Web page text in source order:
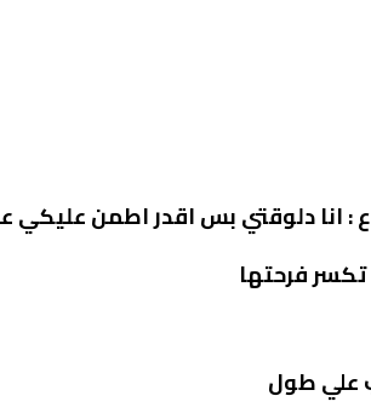
: انا دلوقتي بس اقدر اطمن
فرحتها
علي طول